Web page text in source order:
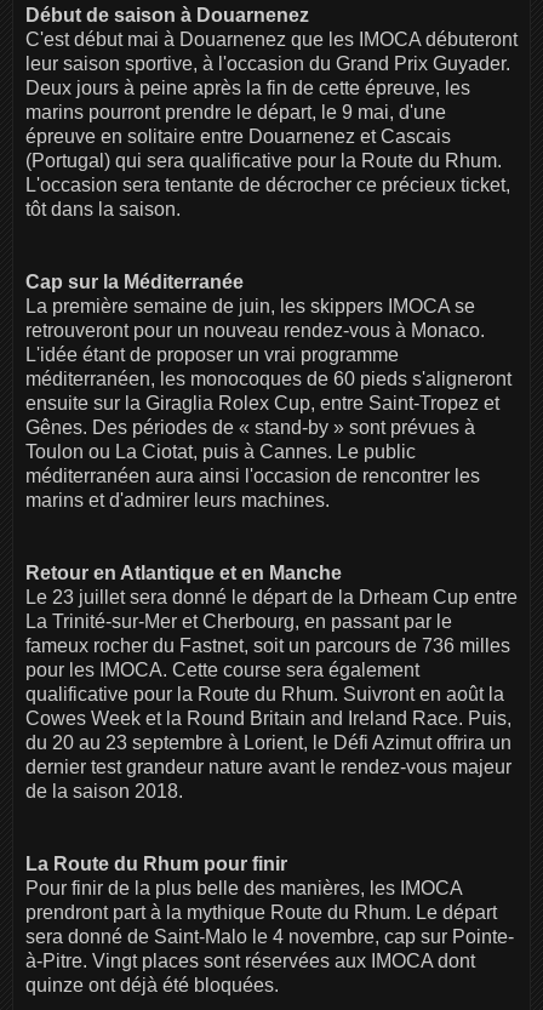
Début de saison à Douarnenez
C'est début mai à Douarnenez que les IMOCA débuteront
leur saison sportive, à l'occasion du Grand Prix Guyader.
Deux jours à peine après la fin de cette épreuve, les
marins pourront prendre le départ, le 9 mai, d'une
épreuve en solitaire entre Douarnenez et Cascais
(Portugal) qui sera qualificative pour la Route du Rhum.
L'occasion sera tentante de décrocher ce précieux ticket,
tôt dans la saison.
Cap sur la Méditerranée
La première semaine de juin, les skippers IMOCA se
retrouveront pour un nouveau rendez-vous à Monaco.
L'idée étant de proposer un vrai programme
méditerranéen, les monocoques de 60 pieds s'aligneront
ensuite sur la Giraglia Rolex Cup, entre Saint-Tropez et
Gênes. Des périodes de « stand-by » sont prévues à
Toulon ou La Ciotat, puis à Cannes. Le public
méditerranéen aura ainsi l'occasion de rencontrer les
marins et d'admirer leurs machines.
Retour en Atlantique et en Manche
Le 23 juillet sera donné le départ de la Drheam Cup entre
La Trinité-sur-Mer et Cherbourg, en passant par le
fameux rocher du Fastnet, soit un parcours de 736 milles
pour les IMOCA. Cette course sera également
qualificative pour la Route du Rhum. Suivront en août la
Cowes Week et la Round Britain and Ireland Race. Puis,
du 20 au 23 septembre à Lorient, le Défi Azimut offrira un
dernier test grandeur nature avant le rendez-vous majeur
de la saison 2018.
La Route du Rhum pour finir
Pour finir de la plus belle des manières, les IMOCA
prendront part à la mythique Route du Rhum. Le départ
sera donné de Saint-Malo le 4 novembre, cap sur Pointe-
à-Pitre. Vingt places sont réservées aux IMOCA dont
quinze ont déjà été bloquées.